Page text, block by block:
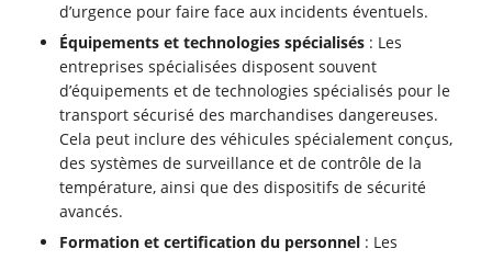
d’urgence pour faire face aux incidents éventuels.
Équipements et technologies spécialisés : Les
entreprises spécialisées disposent souvent
d’équipements et de technologies spécialisés pour le
transport sécurisé des marchandises dangereuses.
Cela peut inclure des véhicules spécialement conçus,
des systèmes de surveillance et de contrôle de la
température, ainsi que des dispositifs de sécurité
avancés.
Formation et certification du personnel : Les